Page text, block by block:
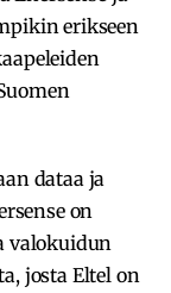
erikseen
dataa ja
on
valokuidun
josta Eltel on